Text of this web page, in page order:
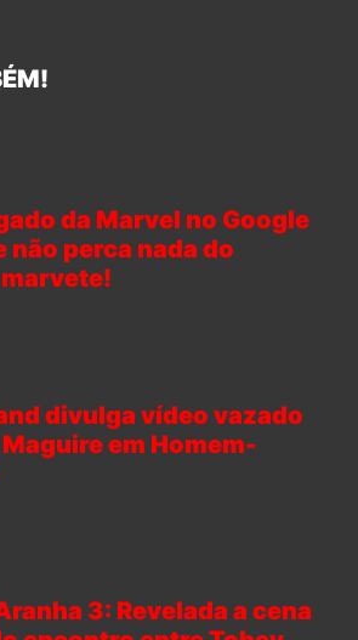
da Marvel no Google
não perca nada do
divulga vídeo vazado
em Homem-
3: Revelada a cena